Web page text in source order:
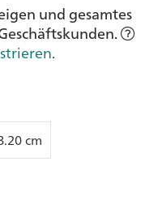
und gesamtes
.
cm